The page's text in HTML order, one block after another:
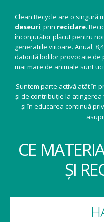
Clean Recycle are o singură
deseuri, prin reciclare.
înconjurător plăcut pentru
generatiile viitoare. Anual,
datorită bolilor provocate
mai mare de animale sunt
Suntem parte activă atât în
și de contribuție la
și în educarea continuă
CE
ȘI